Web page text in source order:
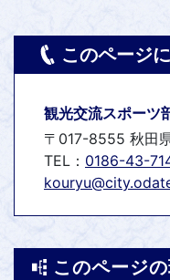
このページ
観光交流スポーツ
〒017-8555 秋田
TEL： 0186-43-
このページ